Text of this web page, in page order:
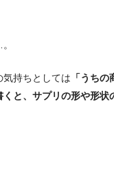
持ちとしては 「うち
くと、サプリの形や形